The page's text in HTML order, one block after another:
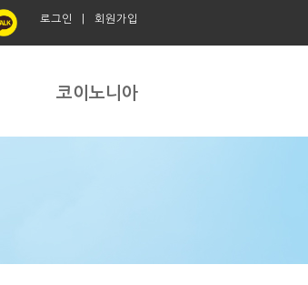
로그인 회원가입
코이노니아